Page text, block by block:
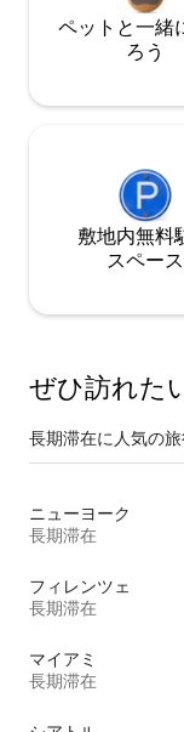
ペットと一緒
ろう
敷地内無料
ス⁠ペ⁠ー⁠ス
ぜひ訪⁠れ⁠た⁠
長期滞在に人気の
ニューヨーク
長期滞在
フィレンツェ
長期滞在
マイアミ
長期滞在